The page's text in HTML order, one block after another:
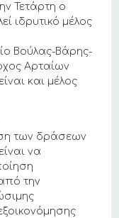
Τετάρτη ο
ιδρυτικό μέλος
Βούλας-Βάρης-
Αρταίων
και μέλος
των δράσεων
να
την